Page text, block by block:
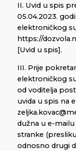
II. Uvid u spis
05.04.2023.
elektroničkog
https://
[Uvid u spis].
III. Prije
elektroničkog
od voditelja
uvida u spis na
dužna u e-
stranke
odnosno drugi